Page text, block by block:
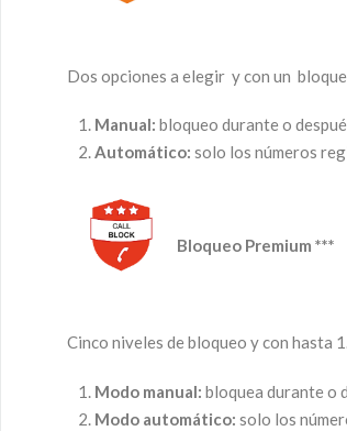
Dos opciones a elegir y con un
Manual: bloqueo durante o
Automático: solo los números
Bloqueo Premium ***
Cinco niveles de bloqueo y con hasta
Modo manual: bloquea durante o
Modo automático: solo los